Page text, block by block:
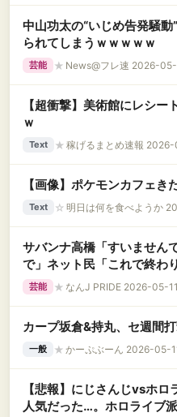
中山功太の“いじめ告発騒
られてしまうｗｗｗｗｗ
芸能 ★ News@フレ速 2026-05-
【超衝撃】美術館にレシ
ｗ
Text ★ 稼げるまとめ速報 2026-
【画像】ポケモンカフェき
Text ☆ 明日は何を食べようか
サバンナ高橋「すいません
で」ネット民「これで終わ
芸能 ★ なんJ PRIDE 2026-05-11
カープ坂倉&持丸、セ週間
一般 ★ かーぷぶーん 2026-05-
【悲報】にじさんじvsホ
人気だった…。ホロライブ